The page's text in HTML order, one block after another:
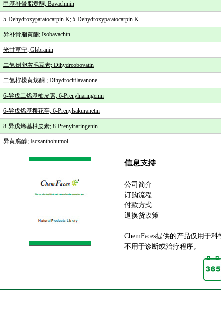
甲基补骨脂黄酮; Bavachinin
5-Dehydroxyparatocarpin K; 5-Dehydroxyparatocarpin K
异补骨脂黄酮; Isobavachin
光甘草宁; Glabranin
二氢倒卵灰毛豆素; Dihydroobovatin
二氢柠檬黄烷酮 ; Dihydrocitflavanone
6-异戊二烯基柚皮素; 6-Prenylnaringenin
6-异戊烯基樱花亭; 6-Prenylsakuranetin
8-异戊烯基柚皮素; 8-Prenylnaringenin
异黄腐醇; Isoxanthohumol
信息支持
公司简介
订购流程
付款方式
退换货政策
ChemFaces提供的产品仅用于
不用于诊断或治疗程序。